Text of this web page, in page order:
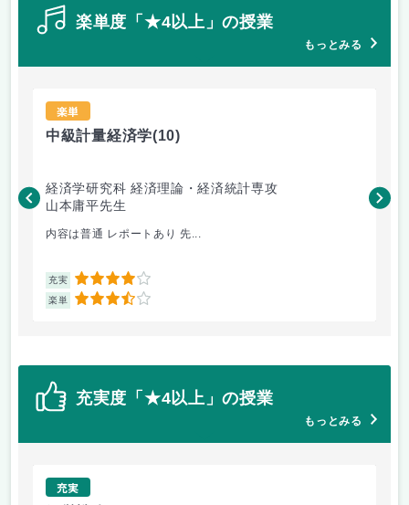
楽単度「★4以上」の授業
もっとみる
楽単
中級計量経済学(10)
経済学研究科 経済理論・経済統計専攻
山本庸平先生
内容は普通 レポートあり 先...
充実 4
楽単 3.5
平
充実度「★4以上」の授業
もっとみる
充実